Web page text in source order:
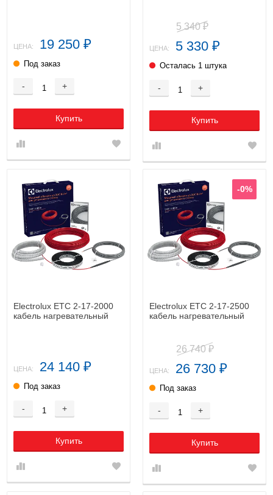
ЦЕНА: 19 250 ₽
Под заказ
- +
Купить
5 340₽
ЦЕНА: 5 330 ₽
Осталась 1 штука
- +
Купить
Electrolux ETC 2-17-2000
кабель нагревательный
ЦЕНА: 24 140 ₽
Под заказ
- +
Купить
-0%
Electrolux ETC 2-17-2500
кабель нагревательный
26 740 ₽
ЦЕНА: 26 730 ₽
Под заказ
- +
Купить